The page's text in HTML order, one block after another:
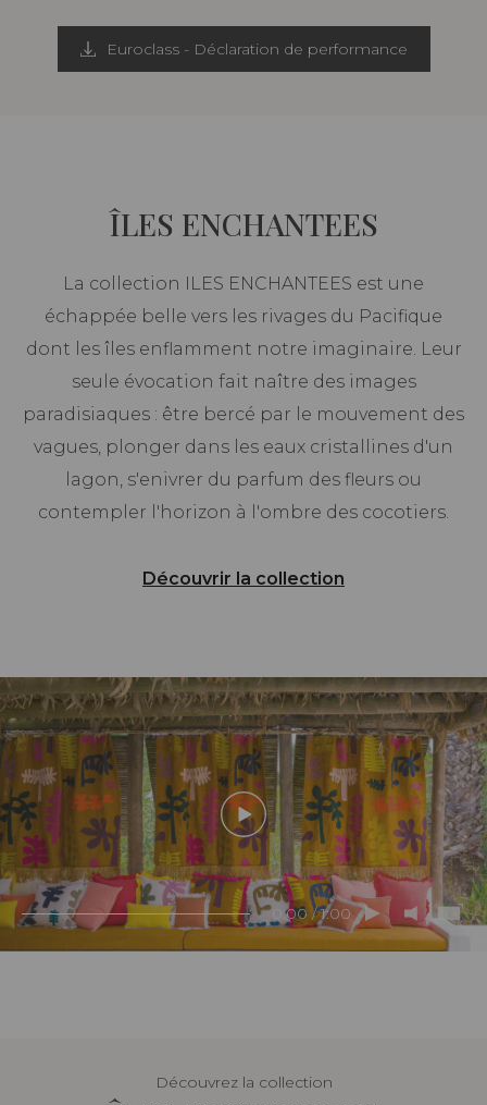
Euroclass - Déclaration de performance
ÎLES ENCHANTEES
La collection ILES ENCHANTEES est une
échappée belle vers les rivages du Pacifique
dont les îles enflamment notre imaginaire. Leur
seule évocation fait naître des images
paradisiaques : être bercé par le mouvement des
vagues, plonger dans les eaux cristallines d'un
lagon, s'enivrer du parfum des fleurs ou
contempler l'horizon à l'ombre des cocotiers.
Découvrir la collection
0:00 / 1:00
Découvrez la collection